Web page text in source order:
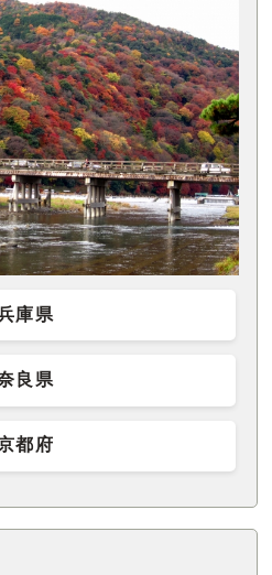
庫県
良県
都府